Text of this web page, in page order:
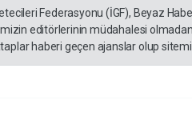
Federasyonu (İGF), Beyaz
editörlerinin müdahalesi
haberi geçen ajanslar olup